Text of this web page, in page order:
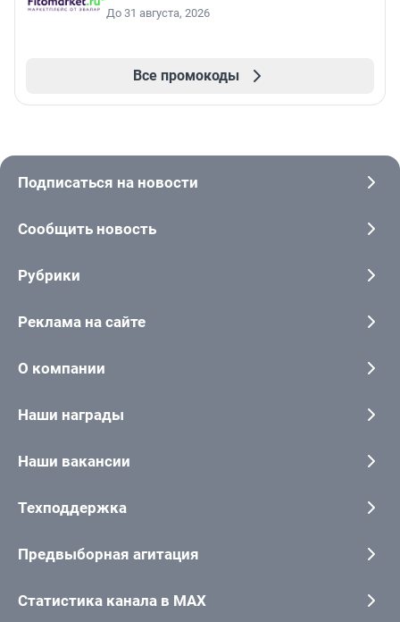
До 31 августа, 2026
Все промокоды
Подписаться на новости
Сообщить новость
Рубрики
Реклама на сайте
О компании
Наши награды
Наши вакансии
Техподдержка
Предвыборная агитация
Статистика канала в MAX